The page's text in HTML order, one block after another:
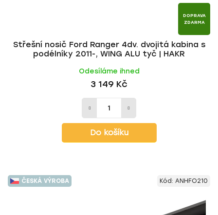
DOPRAVA
ZDARMA
Střešní nosič Ford Ranger 4dv. dvojitá kabina s
podélníky 2011-, WING ALU tyč | HAKR
Odesíláme ihned
3 149 Kč
Do košíku
ČESKÁ VÝROBA Kód: ANHFO210